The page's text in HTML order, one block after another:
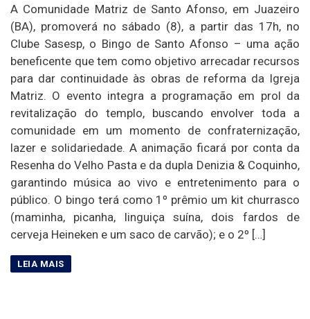
A Comunidade Matriz de Santo Afonso, em Juazeiro
(BA), promoverá no sábado (8), a partir das 17h, no
Clube Sasesp, o Bingo de Santo Afonso – uma ação
beneficente que tem como objetivo arrecadar recursos
para dar continuidade às obras de reforma da Igreja
Matriz. O evento integra a programação em prol da
revitalização do templo, buscando envolver toda a
comunidade em um momento de confraternização,
lazer e solidariedade. A animação ficará por conta da
Resenha do Velho Pasta e da dupla Denizia & Coquinho,
garantindo música ao vivo e entretenimento para o
público. O bingo terá como 1º prêmio um kit churrasco
(maminha, picanha, linguiça suína, dois fardos de
cerveja Heineken e um saco de carvão); e o 2º […]